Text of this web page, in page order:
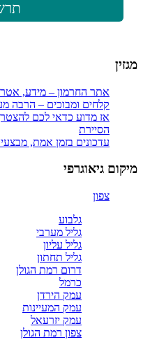
מגזין
אתר החרמון – מידע,
קלחים ומבוכים – הרבה
אז מדוע כדאי לכם
הסיירת
עדכונים בזמן אמת,
מיקום גיאוגרפי
צפון
גלבוע
גליל מערבי
גליל עליון
גליל תחתון
דרום רמת הגולן
כרמל
עמק הירדן
עמק המעיינות
עמק יזרעאל
צפון רמת הגולן